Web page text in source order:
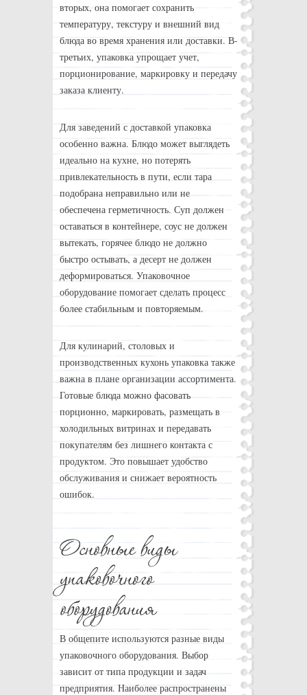
вторых, она помогает сохранить
температуру, текстуру и внешний вид
блюда во время хранения или доставки. В-
третьих, упаковка упрощает учет,
порционирование, маркировку и передачу
заказа клиенту.
Для заведений с доставкой упаковка
особенно важна. Блюдо может выглядеть
идеально на кухне, но потерять
привлекательность в пути, если тара
подобрана неправильно или не
обеспечена герметичность. Суп должен
оставаться в контейнере, соус не должен
вытекать, горячее блюдо не должно
быстро остывать, а десерт не должен
деформироваться. Упаковочное
оборудование помогает сделать процесс
более стабильным и повторяемым.
Для кулинарий, столовых и
производственных кухонь упаковка также
важна в плане организации ассортимента.
Готовые блюда можно фасовать
порционно, маркировать, размещать в
холодильных витринах и передавать
покупателям без лишнего контакта с
продуктом. Это повышает удобство
обслуживания и снижает вероятность
ошибок.
В общепите используются разные виды
упаковочного оборудования. Выбор
зависит от типа продукции и задач
предприятия. Наиболее распространены